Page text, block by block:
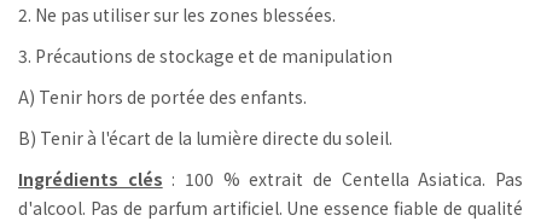
2. Ne pas utiliser sur les zones blessées.
3. Précautions de stockage et de manipulation
A) Tenir hors de portée des enfants.
B) Tenir à l'écart de la lumière directe du soleil.
Ingrédients clés : 100 % extrait de Centella Asiatica. Pas
d'alcool. Pas de parfum artificiel. Une essence fiable de qualité